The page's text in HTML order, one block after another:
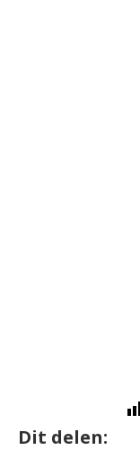
Dit delen: